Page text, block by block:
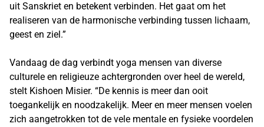
uit Sanskriet en betekent verbinden. Het gaat om het
realiseren van de harmonische verbinding tussen lichaam,
geest en ziel.”
Vandaag de dag verbindt yoga mensen van diverse
culturele en religieuze achtergronden over heel de wereld,
stelt Kishoen Misier. “De kennis is meer dan ooit
toegankelijk en noodzakelijk. Meer en meer mensen voelen
zich aangetrokken tot de vele mentale en fysieke voordelen